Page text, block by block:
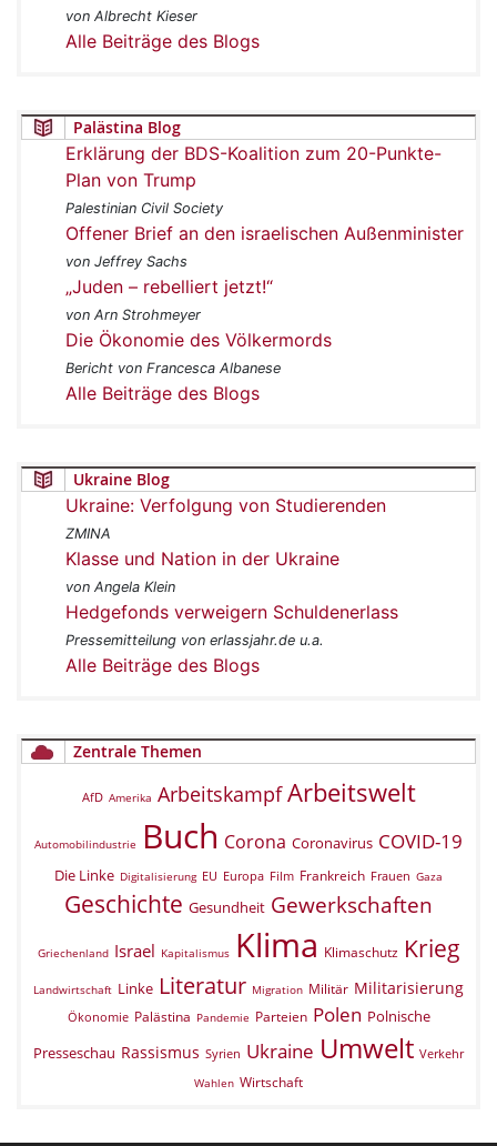
von Albrecht Kieser
Alle Beiträge des Blogs
Palästina Blog
Erklärung der BDS-Koalition zum 20-Punkte-
Plan von Trump
Palestinian Civil Society
Offener Brief an den israelischen Außenminister
von Jeffrey Sachs
„Juden – rebelliert jetzt!“
von Arn Strohmeyer
Die Ökonomie des Völkermords
Bericht von Francesca Albanese
Alle Beiträge des Blogs
Ukraine Blog
Ukraine: Verfolgung von Studierenden
ZMINA
Klasse und Nation in der Ukraine
von Angela Klein
Hedgefonds verweigern Schuldenerlass
Pressemitteilung von erlassjahr.de u.a.
Alle Beiträge des Blogs
Zentrale Themen
AfD Amerika Arbeitskampf Arbeitswelt
Automobilindustrie Buch Corona Coronavirus COVID-19
Die Linke Digitalisierung EU Europa Film Frankreich Frauen Gaza
Geschichte Gesundheit Gewerkschaften
Griechenland Israel Kapitalismus Klima Klimaschutz Krieg
Landwirtschaft Linke Literatur Migration Militär Militarisierung
Ökonomie Palästina Pandemie Parteien Polen Polnische
Presseschau Rassismus Syrien Ukraine Umwelt Verkehr
Wahlen Wirtschaft